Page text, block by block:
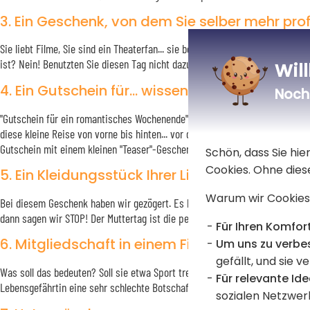
3. Ein Geschenk, von dem Sie selber mehr
Sie liebt Filme, Sie sind ein Theaterfan... sie beklagt sich über schlechte
ist? Nein! Benutzten Sie diesen Tag nicht dazu, um dieses eine Hobby
4. Ein Gutschein für... wissen wir nicht so ganz
"Gutschein für ein romantisches Wochenende"... Oh, das ist großartig!
diese kleine Reise von vorne bis hinten... vor dem Muttertag. Blockieren
Gutschein mit einem kleinen "Teaser"-Geschenk wie einem Reiseführer
5. Ein Kleidungsstück Ihrer Lieblingsmarke
Bei diesem Geschenk haben wir gezögert. Es hängt alles davon ab, wie
dann sagen wir STOP! Der Muttertag ist die perfekte Gelegenheit, sich was
6. Mitgliedschaft in einem Fitnessstudio
Was soll das bedeuten? Soll sie etwa Sport treiben, um sich von ihrer
Lebensgefährtin eine sehr schlechte Botschaft übermitteln. Wenn sie
Schön, dass Sie
Cookies. Ohne
Warum wir
Für Ihren
Um uns zu
gefällt, und sie
Für relevante
sozialen